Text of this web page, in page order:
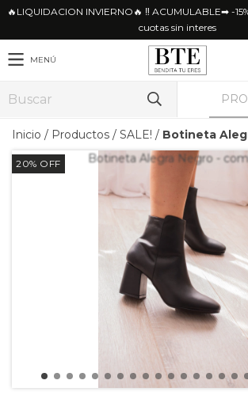
🔥LIQUIDACION INVIERNO🔥 ‼ ACUMULABLE➡ -
cuotas sin interes
MENÚ
Inicio / Productos / SALE! / Botineta
20% OFF